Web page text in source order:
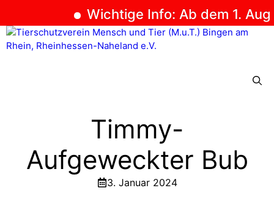
Wichtige Info: Ab dem 1.
Zum
Inhalt
Timmy-
Aufgeweckter Bub
3. Januar 2024